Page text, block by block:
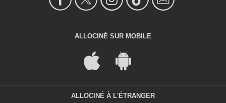
ALLOCINÉ SUR MOBILE
ALLOCINÉ À L'ÉTRANGER